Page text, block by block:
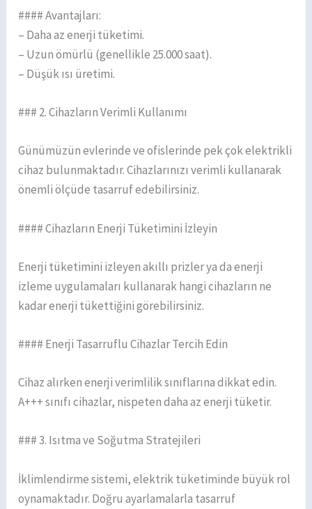
#### Avantajları:
– Daha az enerji tüketimi.
– Uzun ömürlü (genellikle 25.000 saat).
– Düşük ısı üretimi.
### 2. Cihazların Verimli Kullanımı
Günümüzün evlerinde ve ofislerinde pek çok elektrikli
cihaz bulunmaktadır. Cihazlarınızı verimli kullanarak
önemli ölçüde tasarruf edebilirsiniz.
#### Cihazların Enerji Tüketimini İzleyin
Enerji tüketimini izleyen akıllı prizler ya da enerji
izleme uygulamaları kullanarak hangi cihazların ne
kadar enerji tükettiğini görebilirsiniz.
#### Enerji Tasarruflu Cihazlar Tercih Edin
Cihaz alırken enerji verimlilik sınıflarına dikkat edin.
A+++ sınıfı cihazlar, nispeten daha az enerji tüketir.
### 3. Isıtma ve Soğutma Stratejileri
İklimlendirme sistemi, elektrik tüketiminde büyük rol
oynamaktadır. Doğru ayarlamalarla tasarruf